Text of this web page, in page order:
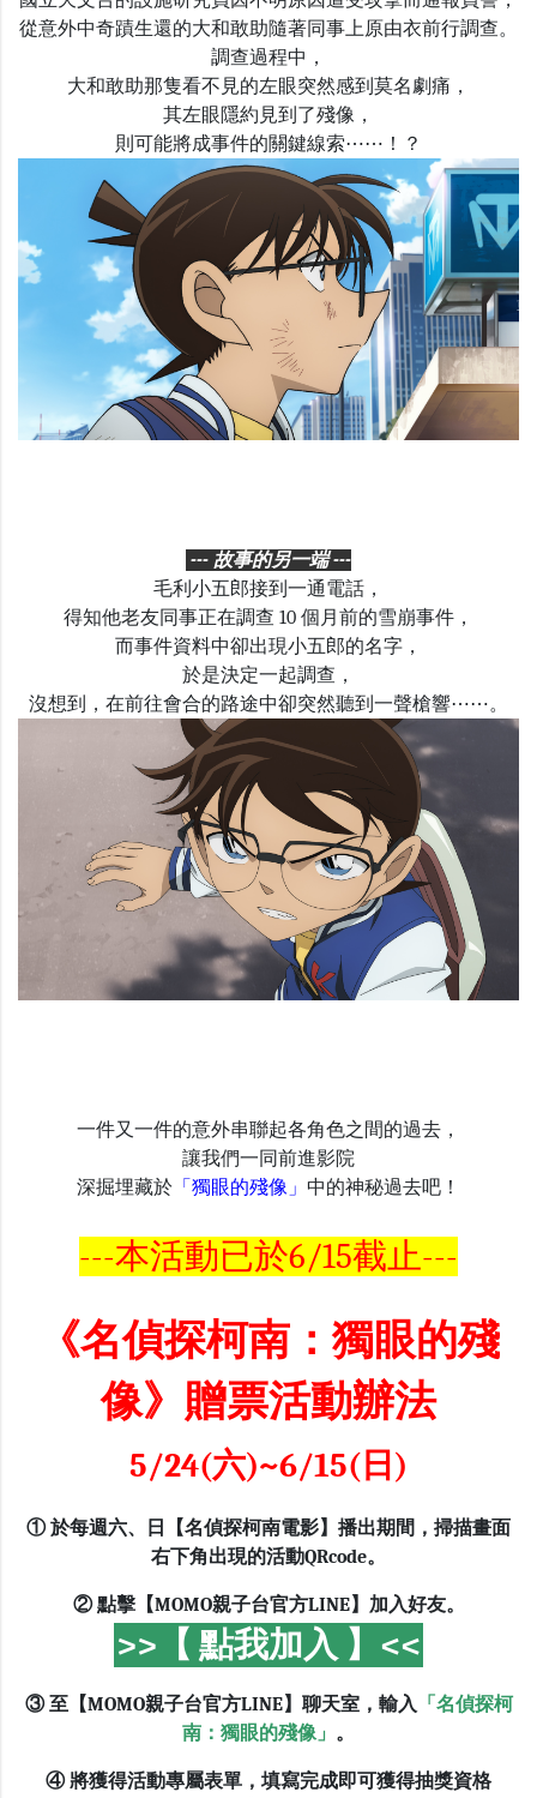
從意外中奇蹟生還的大和敢助隨著同事上原由衣前行調查。
調查過程中，
大和敢助那隻看不見的左眼突然感到莫名劇痛，
其左眼隱約見到了殘像，
則可能將成事件的關鍵線索⋯⋯！？
--- 故事的另一端 ---
毛利小五郎接到一通電話，
得知他老友同事正在調查 10 個月前的雪崩事件，
而事件資料中卻出現小五郎的名字，
於是決定一起調查 ，
沒想到，在前往會合的路途中卻突然聽到一聲槍響⋯⋯。
一件又一件的意外串聯起各角色之間的過去，
讓我們一同前進影院
深掘埋藏於 「獨眼的殘像」 中的神秘過去吧！
---本活動已於6/15截止---
《名偵探柯南：獨眼的殘
像》贈票活動辦法
5/24(六)~6/15(日)
① 於每週六、日【名偵探柯南電影】播出期間，掃描畫面
右下角出現的活動QRcode。
② 點擊【MOMO親子台官方LINE】加入好友。
>>【 點我加入 】<<
③ 至【MOMO親子台官方LINE】聊天室，輸入 「名偵探柯
南：獨眼的殘像」 。
④ 將獲得活動專屬表單，填寫完成即可獲得抽獎資格